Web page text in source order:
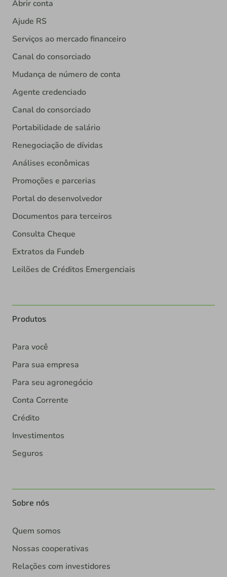
Abrir conta
Ajude RS
Serviços ao mercado financeiro
Canal do consorciado
Mudança de número de conta
Agente credenciado
Canal do consorciado
Portabilidade de salário
Renegociação de dívidas
Análises econômicas
Promoções e parcerias
Portal do desenvolvedor
Documentos para terceiros
Consulta Cheque
Extratos da Fundeb
Leilões de Créditos Emergenciais
Produtos
Para você
Para sua empresa
Para seu agronegócio
Conta Corrente
Crédito
Investimentos
Seguros
Sobre nós
Quem somos
Nossas cooperativas
Relações com investidores